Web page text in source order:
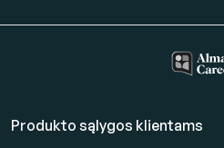
Produkto sąlygos klientams